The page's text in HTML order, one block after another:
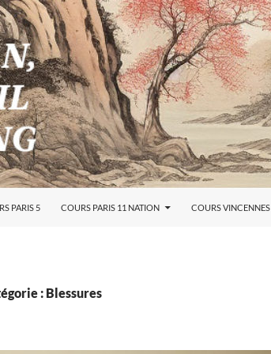
PARIS 5 COURS PARIS 11 NATION COURS VINCENNES
: Blessures